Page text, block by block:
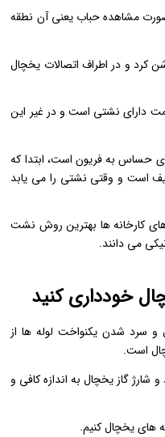
صورت مشاهده حباب یعنی آن نطقه
کرد و در اطراف اتصالات یخچال
دارای نشتی است و در غیر این
حساس به فریون است، ابتدا که
است و وقتی نشتی را می یابد
های کارخانه ها بهترین روش نشت
می دانند.
خودداری کنید
و سرد شدن یکنواخت لوله ها از
است.
گاز یخچال به اندازه کافی و
های یخچال کنیم.